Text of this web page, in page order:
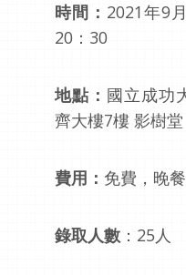
時間： 2021年9
20：30
地點： 國立成功
齊大樓7樓 影樹堂
費用： 免費，晚
錄取人數 ：25人